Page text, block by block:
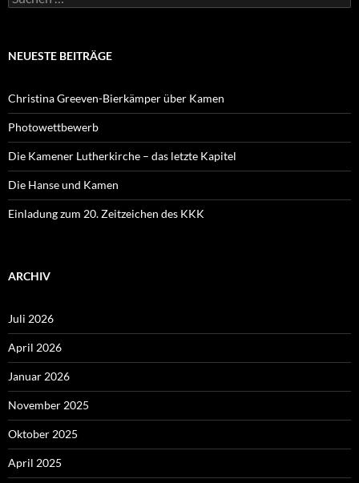
nach:
NEUESTE BEITRÄGE
Christina Greeven-Bierkämper über Kamen
Photowettbewerb
Die Kamener Lutherkirche – das letzte Kapitel
Die Hanse und Kamen
Einladung zum 20. Zeitzeichen des KKK
ARCHIV
Juli 2026
April 2026
Januar 2026
November 2025
Oktober 2025
April 2025